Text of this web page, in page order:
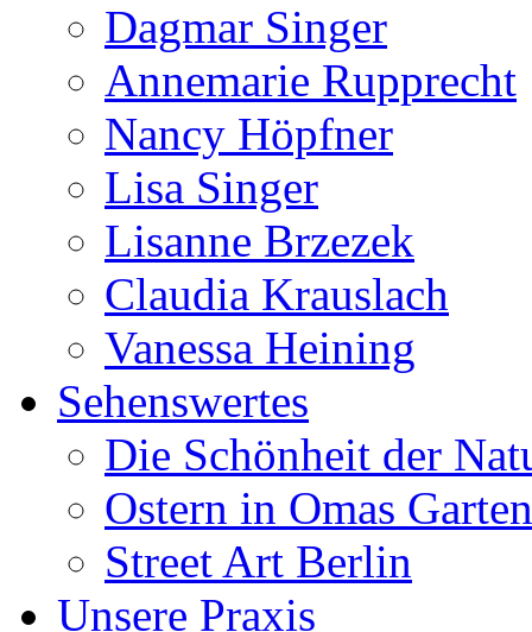
Dagmar Singer
Annemarie Rupprecht
Nancy Höpfner
Lisa Singer
Lisanne Brzezek
Claudia Krauslach
Vanessa Heining
Sehenswertes
Die Schönheit der
Ostern in Omas Garten
Street Art Berlin
Unsere Praxis